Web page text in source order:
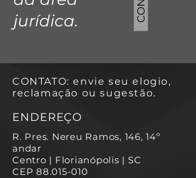
jurídica.
CONTATO: envie seu elogio,
reclamação ou sugestão.
ENDEREÇO
R. Pres. Nereu Ramos, 146, 14º
andar
Centro | Florianópolis | SC
CEP 88.015-010